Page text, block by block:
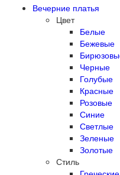
Вечерние платья
Цвет
Белые
Бежевые
Черные
Голубые
Красные
Розовые
Синие
Светлые
Зеленые
Золотые
Стиль